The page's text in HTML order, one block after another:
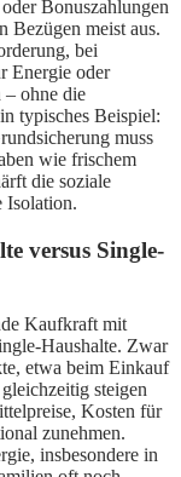
Bonuszahlungen
Bezügen meist aus.
bei
Energie oder
– ohne die
typisches Beispiel:
muss
wie frischem
die soziale
Isolation.
versus Single-
Kaufkraft mit
Haushalte. Zwar
etwa beim Einkauf
steigen
Kosten für
zunehmen.
insbesondere in